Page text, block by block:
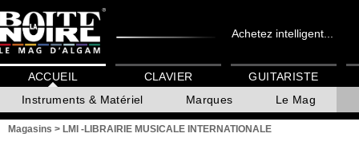
Achetez intelligent...
ACCUEIL
Instruments & Matériel
Marques Le Mag
CLAVIER GUITARISTE
Magasins > LMI -LIBRAIRIE MUSICALE INTERNATIONALE